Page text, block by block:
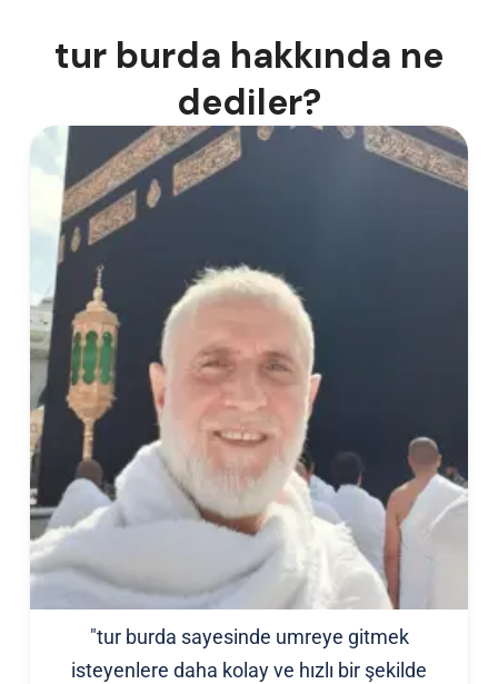
tur burda hakkında ne
dediler?
"tur burda sayesinde umreye gitmek
isteyenlere daha kolay ve hızlı bir şekilde